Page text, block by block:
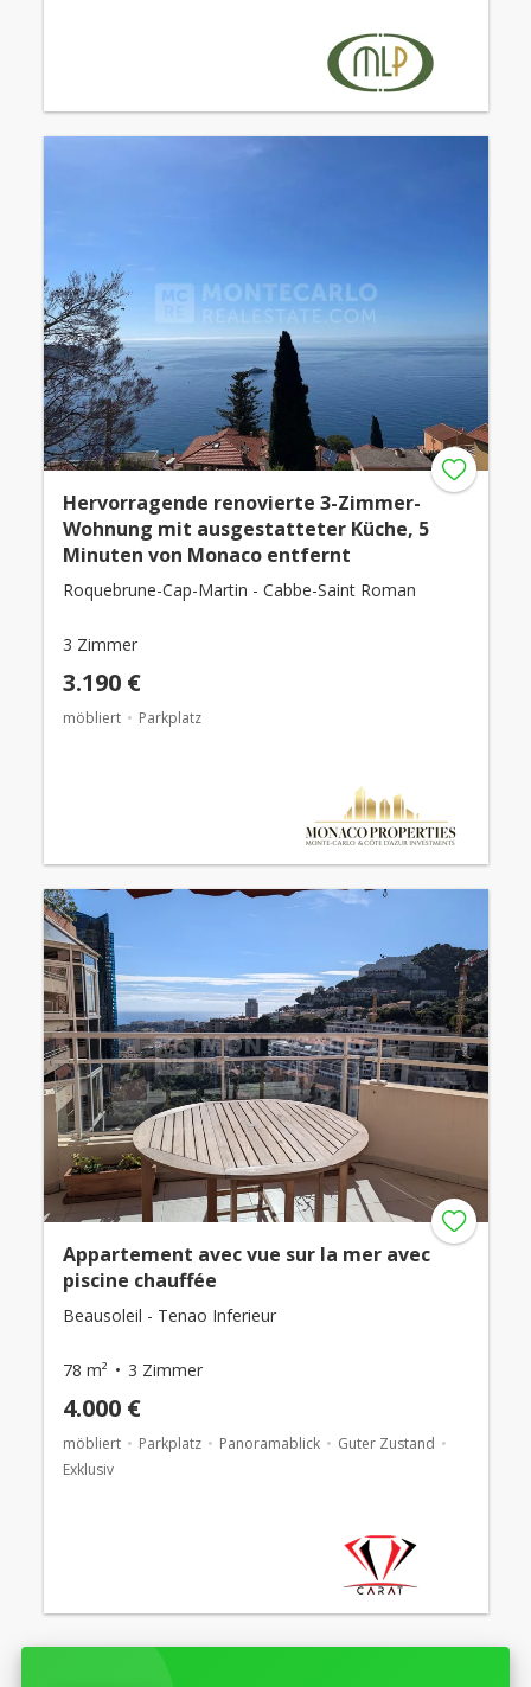
Hervorragende renovierte 3-Zimmer-
Wohnung mit ausgestatteter Küche, 5
Minuten von Monaco entfernt
Roquebrune-Cap-Martin - Cabbe-Saint Roman
3 Zimmer
3.190 €
möbliert Parkplatz
Appartement avec vue sur la mer avec
piscine chauffée
Beausoleil - Tenao Inferieur
78 m² 3 Zimmer
4.000 €
möbliert Parkplatz Panoramablick
Guter Zustand
Exklusiv